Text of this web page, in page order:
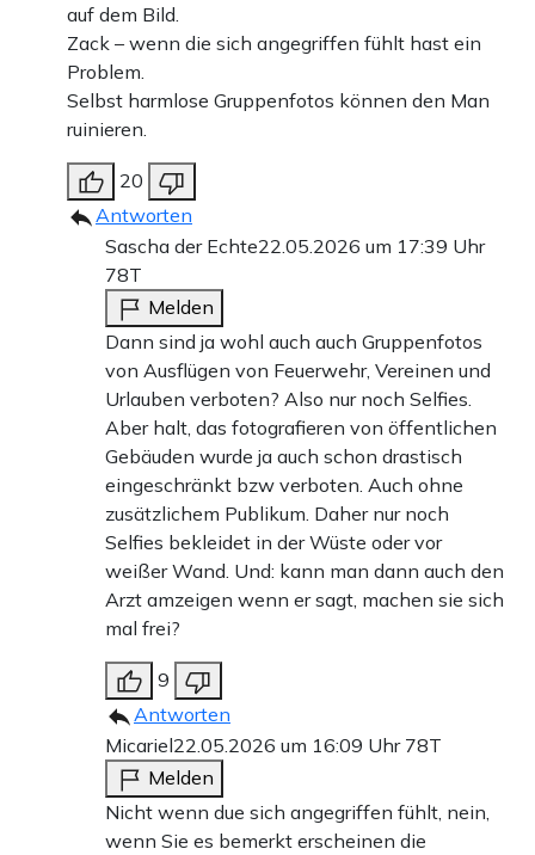
auf dem Bild.
Zack – wenn die sich angegriffen fühlt hast ein
Problem.
Selbst harmlose Gruppenfotos können den Man
ruinieren.
20
Antworten
Sascha der Echte22.05.2026 um 17:39 Uhr
78T
Melden
Dann sind ja wohl auch auch Gruppenfotos
von Ausflügen von Feuerwehr, Vereinen und
Urlauben verboten? Also nur noch Selfies.
Aber halt, das fotografieren von öffentlichen
Gebäuden wurde ja auch schon drastisch
eingeschränkt bzw verboten. Auch ohne
zusätzlichem Publikum. Daher nur noch
Selfies bekleidet in der Wüste oder vor
weißer Wand. Und: kann man dann auch den
Arzt amzeigen wenn er sagt, machen sie sich
mal frei?
9
Antworten
Micariel22.05.2026 um 16:09 Uhr 78T
Melden
Nicht wenn due sich angegriffen fühlt, nein,
wenn Sie es bemerkt erscheinen die